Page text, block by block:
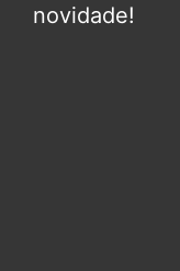
novidade!